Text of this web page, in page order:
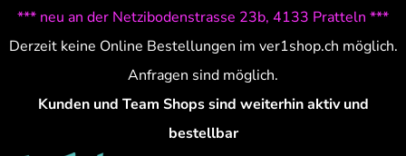
*** neu an der Netzibodenstrasse 23b, 4133 Pratteln ***
Derzeit keine Online Bestellungen im ver1shop.ch möglich.
Anfragen sind möglich.
Kunden und Team Shops sind weiterhin aktiv und
bestellbar